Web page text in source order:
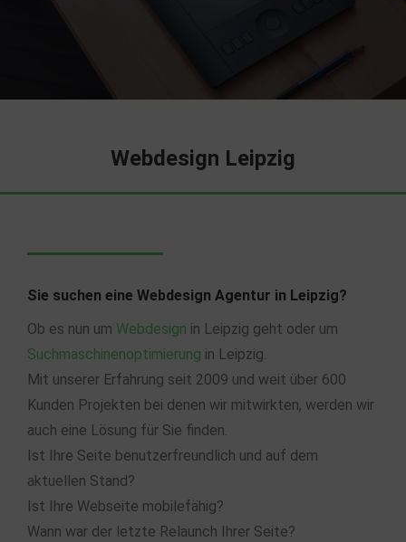
Webdesign Leipzig
Sie suchen eine Webdesign Agentur in Leipzig?
Ob es nun um Webdesign in Leipzig geht oder um
Suchmaschinenoptimierung in Leipzig.
Mit unserer Erfahrung seit 2009 und weit über 600
Kunden Projekten bei denen wir mitwirkten, werden wir
auch eine Lösung für Sie finden.
Ist Ihre Seite benutzerfreundlich und auf dem
aktuellen Stand?
Ist Ihre Webseite mobilefähig?
Wann war der letzte Relaunch Ihrer Seite?